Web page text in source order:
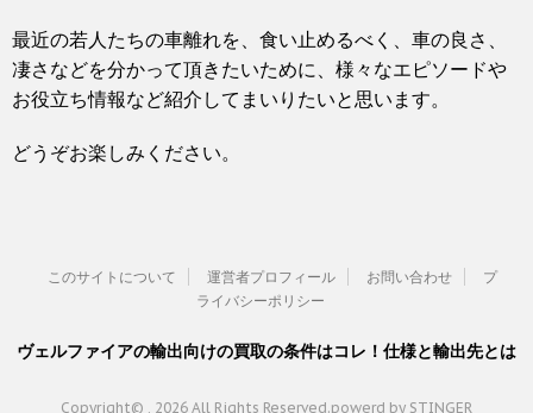
最近の若人たちの車離れを、食い止めるべく、車の良さ、
凄さなどを分かって頂きたいために、様々なエピソードや
お役立ち情報など紹介してまいりたいと思います。
どうぞお楽しみください。
このサイトについて 運営者プロフィール お問い合わせ
プ
ライバシーポリシー
ヴェルファイアの輸出向けの買取の条件はコレ！仕様と輸出先とは
Copyright© , 2026 All Rights Reserved.powerd by STINGER